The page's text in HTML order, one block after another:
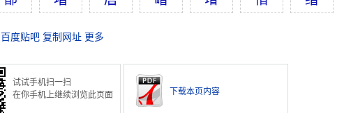
百度贴吧 复制网址 更多
试试手机扫一扫
在你手机上继续浏览此页面
下载本页内容